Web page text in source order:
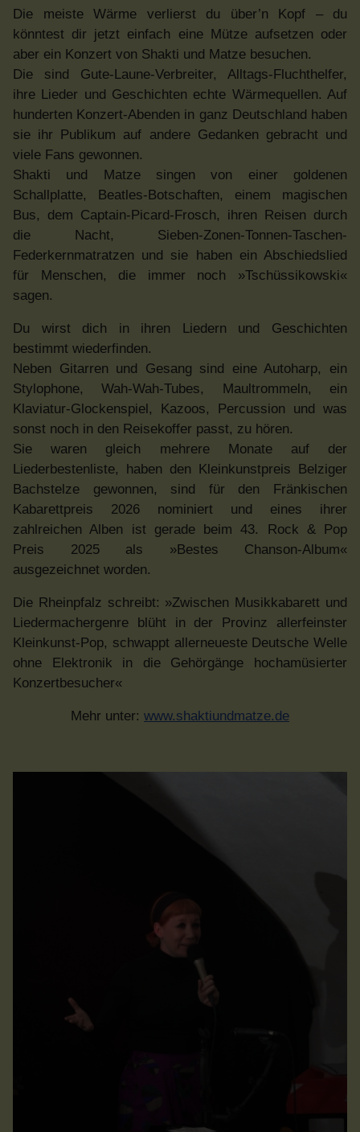
Die meiste Wärme verlierst du über’n Kopf – du
könntest dir jetzt einfach eine Mütze aufsetzen oder
aber ein Konzert von Shakti und Matze besuchen.
Die sind Gute-Laune-Verbreiter, Alltags-Fluchthelfer,
ihre Lieder und Geschichten echte Wärmequellen. Auf
hunderten Konzert-Abenden in ganz Deutschland haben
sie ihr Publikum auf andere Gedanken gebracht und
viele Fans gewonnen.
Shakti und Matze singen von einer goldenen
Schallplatte, Beatles-Botschaften, einem magischen
Bus, dem Captain-Picard-Frosch, ihren Reisen durch
die Nacht, Sieben-Zonen-Tonnen-Taschen-
Federkernmatratzen und sie haben ein Abschiedslied
für Menschen, die immer noch »Tschüssikowski«
sagen.
Du wirst dich in ihren Liedern und Geschichten
bestimmt wiederfinden.
Neben Gitarren und Gesang sind eine Autoharp, ein
Stylophone, Wah-Wah-Tubes, Maultrommeln, ein
Klaviatur-Glockenspiel, Kazoos, Percussion und was
sonst noch in den Reisekoffer passt, zu hören.
Sie waren gleich mehrere Monate auf der
Liederbestenliste, haben den Kleinkunstpreis Belziger
Bachstelze gewonnen, sind für den Fränkischen
Kabarettpreis 2026 nominiert und eines ihrer
zahlreichen Alben ist gerade beim 43. Rock & Pop
Preis 2025 als »Bestes Chanson-Album«
ausgezeichnet worden.
Die Rheinpfalz schreibt: »Zwischen Musikkabarett und
Liedermachergenre blüht in der Provinz allerfeinster
Kleinkunst-Pop, schwappt allerneueste Deutsche Welle
ohne Elektronik in die Gehörgänge hochamüsierter
Konzertbesucher«
Mehr unter: www.shaktiundmatze.de